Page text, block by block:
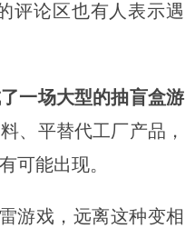
评论区也有人表示遇
一场大型的抽盲盒游
、平替代工厂产品，
可能出现。
游戏，远离这种变相